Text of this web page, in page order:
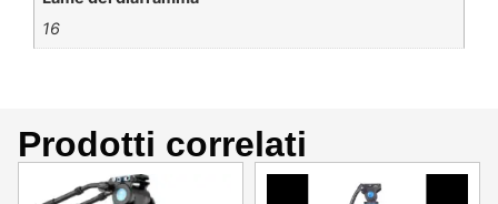
16
Prodotti correlati